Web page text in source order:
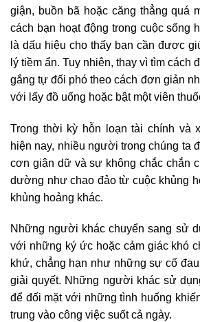
giận, buồn bã hoặc căng thẳng quá
cách bạn hoạt động trong cuộc sống
là dấu hiệu cho thấy bạn cần được
lý tiềm ẩn. Tuy nhiên, thay vì tìm cách
gắng tự đối phó theo cách đơn giản
với lấy đồ uống hoặc bật một viên
Trong thời kỳ hỗn loạn tài chính và
hiện nay, nhiều người trong chúng ta
cơn giận dữ và sự không chắc chắn
dường như chao đảo từ cuộc khủng
khủng hoảng khác.
Những người khác chuyển sang sử
với những ký ức hoặc cảm giác khó
khứ, chẳng hạn như những sự cố
giải quyết. Những người khác sử
để đối mặt với những tình huống
trung vào công việc suốt cả ngày.